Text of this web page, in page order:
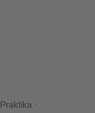
Prak­ti­ka